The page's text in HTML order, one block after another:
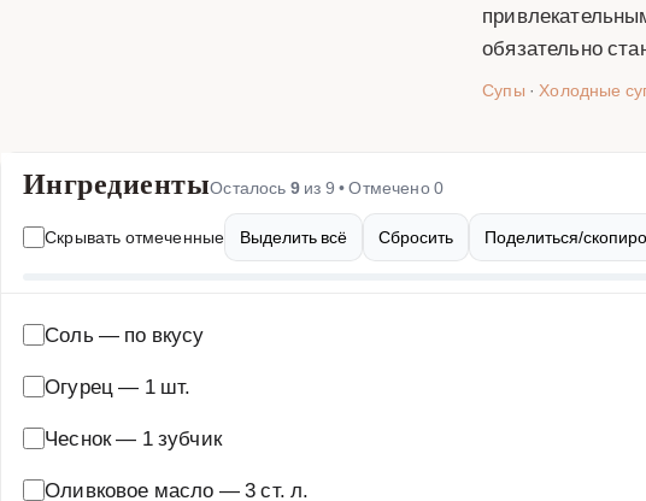
обязательно
Супы ·Холодные
ИнгредиентыОсталось 9из 9 • Отмечено0
Скрывать отмеченные Выделить всё Сбросить Поделиться/
Соль — по вкусу
Огурец — 1 шт.
Чеснок— 1 зубчик
Оливковое масло —3 ст. л.